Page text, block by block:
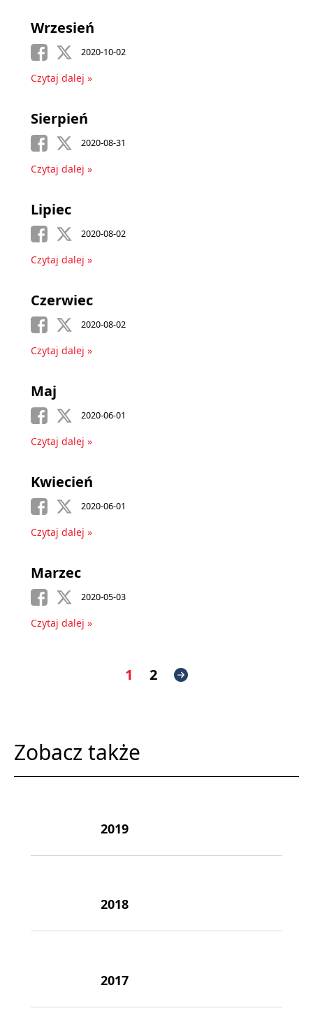
Wrzesień
2020-10-02
Czytaj dalej »
Sierpień
2020-08-31
Czytaj dalej »
Lipiec
2020-08-02
Czytaj dalej »
Czerwiec
2020-08-02
Czytaj dalej »
Maj
2020-06-01
Czytaj dalej »
Kwiecień
2020-06-01
Czytaj dalej »
Marzec
2020-05-03
Czytaj dalej »
1 2
Zobacz także
2019
2018
2017